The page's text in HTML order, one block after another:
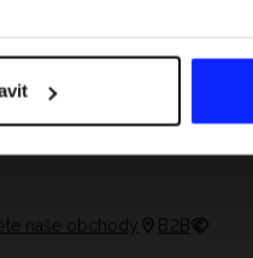
sbalit batoh do letadla a
limity?
naše obchody B2B